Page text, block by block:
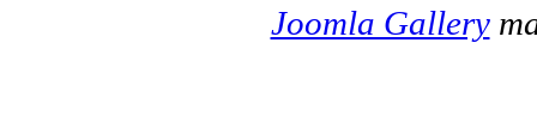
Joomla Gallery